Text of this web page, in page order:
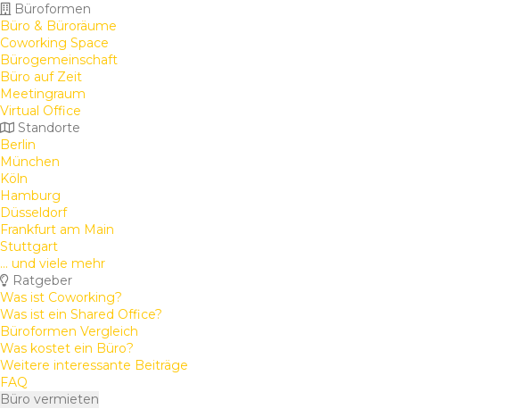
Büroformen
Büro & Büroräume
Coworking Space
Bürogemeinschaft
Büro auf Zeit
Meetingraum
Virtual Office
Standorte
Berlin
München
Köln
Hamburg
Düsseldorf
Frankfurt am Main
Stuttgart
... und viele mehr
Ratgeber
Was ist Coworking?
Was ist ein Shared Office?
Büroformen Vergleich
Was kostet ein Büro?
Weitere interessante Beiträge
FAQ
Büro vermieten